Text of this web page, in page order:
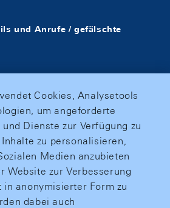
und Anrufe / gefälschte
Cookies, Analysetools
um angeforderte
Dienste zur Verfügung zu
zu personalisieren,
Medien anzubieten
Website zur Verbesserung
anonymisierter Form zu
dabei auch